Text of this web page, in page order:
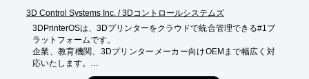
3D Control Systems Inc. / 3Dコントロールシステムズ
3DPrinterOSは、3Dプリンターをクラウドで統合管理できる#1プ
ラットフォームです。
企業、教育機関、3Dプリンターメーカー向けOEMまで幅広く対
応いたします。